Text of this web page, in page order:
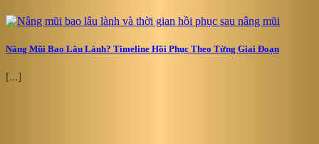
Nâng Mũi Bao Lâu Lành? Timeline Hồi Phục Theo Từng Giai Đoạn
[...]